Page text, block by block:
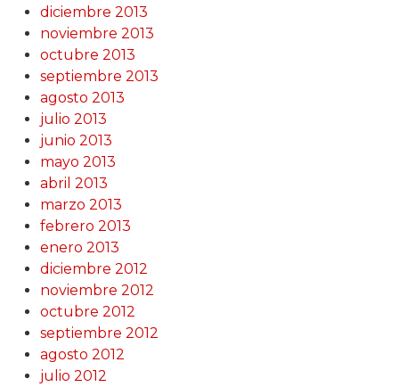
diciembre 2013
noviembre 2013
octubre 2013
septiembre 2013
agosto 2013
julio 2013
junio 2013
mayo 2013
abril 2013
marzo 2013
febrero 2013
enero 2013
diciembre 2012
noviembre 2012
octubre 2012
septiembre 2012
agosto 2012
julio 2012